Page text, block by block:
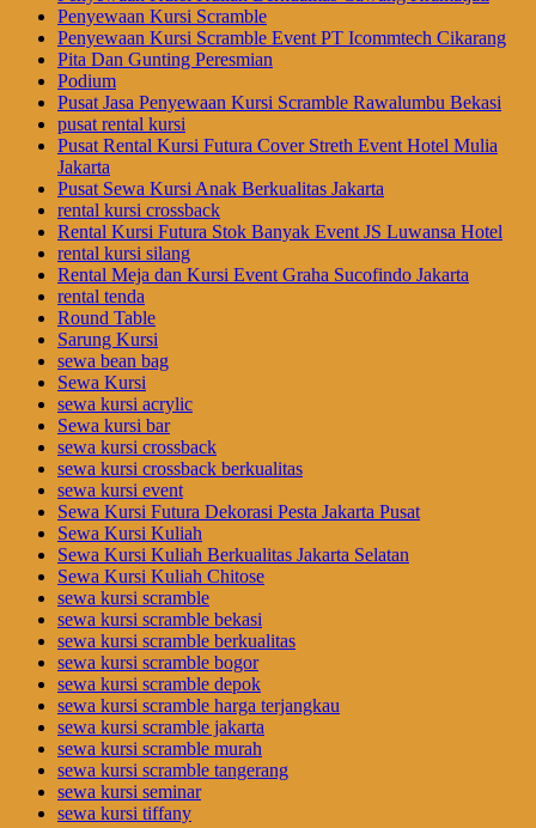
Penyewaan Kursi Scramble
Penyewaan Kursi Scramble Event PT Icommtech Cikarang
Pita Dan Gunting Peresmian
Podium
Pusat Jasa Penyewaan Kursi Scramble Rawalumbu Bekasi
pusat rental kursi
Pusat Rental Kursi Futura Cover Streth Event Hotel Mulia
Jakarta
Pusat Sewa Kursi Anak Berkualitas Jakarta
rental kursi crossback
Rental Kursi Futura Stok Banyak Event JS Luwansa Hotel
rental kursi silang
Rental Meja dan Kursi Event Graha Sucofindo Jakarta
rental tenda
Round Table
Sarung Kursi
sewa bean bag
Sewa Kursi
sewa kursi acrylic
Sewa kursi bar
sewa kursi crossback
sewa kursi crossback berkualitas
sewa kursi event
Sewa Kursi Futura Dekorasi Pesta Jakarta Pusat
Sewa Kursi Kuliah
Sewa Kursi Kuliah Berkualitas Jakarta Selatan
Sewa Kursi Kuliah Chitose
sewa kursi scramble
sewa kursi scramble bekasi
sewa kursi scramble berkualitas
sewa kursi scramble bogor
sewa kursi scramble depok
sewa kursi scramble harga terjangkau
sewa kursi scramble jakarta
sewa kursi scramble murah
sewa kursi scramble tangerang
sewa kursi seminar
sewa kursi tiffany